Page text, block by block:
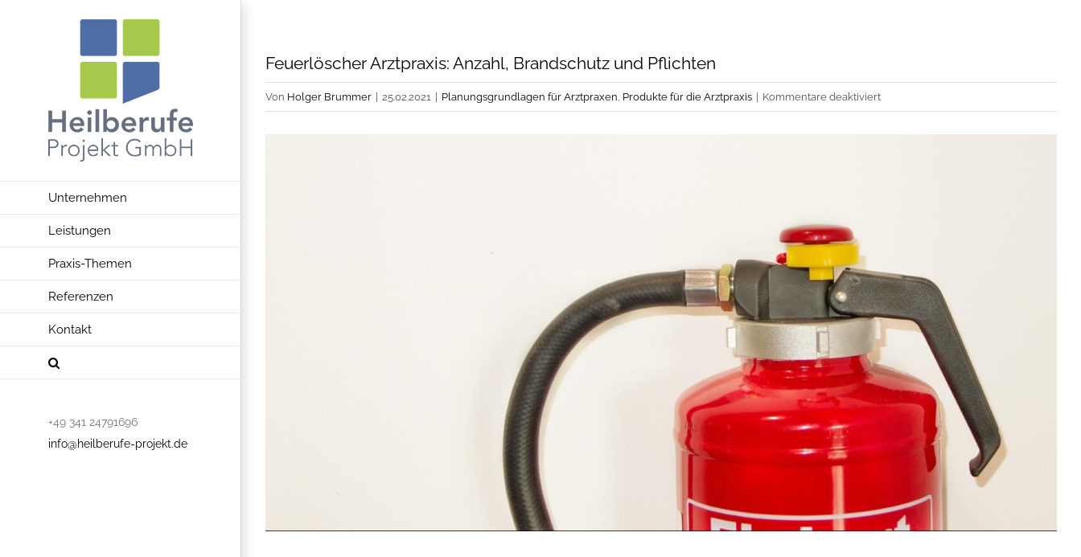
Unternehmen
Leistungen
Praxis-Themen
Referenzen
Kontakt
+49 341 24791696
info@heilberufe-projekt.de
Feuerlöscher Arztpraxis: Anzahl, Brandschutz und Pflichten
Von Holger Brummer 25.02.2021 Planungsgrundlagen für Arztpraxen, Produkte für die Arztpraxis Kommentare deaktiviertfür
Arztpraxis: